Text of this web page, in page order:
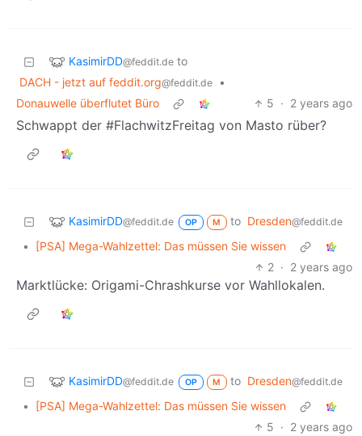
KasimirDD@feddit.de to
DACH - jetzt auf feddit.org@feddit.de
•
Donauwelle überflutet Büro
5 · 2 years ago
Schwappt der #FlachwitzFreitag von Masto rüber?
KasimirDD@feddit.de OP M to Dresden@feddit.de
•
[PSA] Mega-Wahlzettel: Das müssen Sie wissen
2 · 2 years ago
Marktlücke: Origami-Chrashkurse vor Wahllokalen.
KasimirDD@feddit.de OP M to Dresden@feddit.de
•
[PSA] Mega-Wahlzettel: Das müssen Sie wissen
5 · 2 years ago